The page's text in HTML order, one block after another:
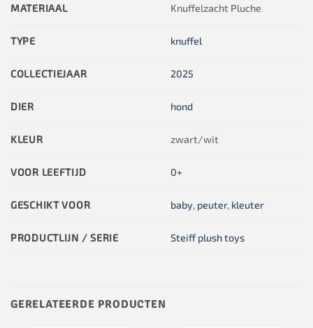
MATERIAAL Knuffelzacht Pluche
TYPE knuffel
COLLECTIEJAAR 2025
DIER hond
KLEUR zwart/wit
VOOR LEEFTIJD 0+
GESCHIKT VOOR baby, peuter, kleuter
PRODUCTLIJN / SERIE Steiff plush toys
GERELATEERDE PRODUCTEN